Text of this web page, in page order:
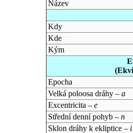
Název
Kdy
Kde
Kým
Epocha
Velká poloosa dráhy – a
Excentricita – e
Střední denní pohyb – n
Sklon dráhy k ekliptice – i